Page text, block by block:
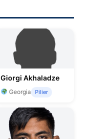
Giorgi Akhaladze
Georgia Pilier